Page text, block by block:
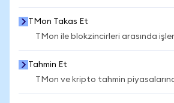
TMon Takas Et
TMon ile blokzincirleri arasında
Tahmin Et
TMon ve kripto tahmin